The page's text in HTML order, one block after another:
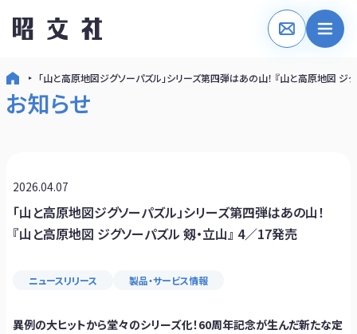
お知らせ
「山と高原地図ジグソーパズル」シリーズ第四弾はあの山！ 『山と高原地図 ジ
2026.04.07
「山と高原地図ジグソーパズル」シリーズ第四弾はあの山！
『山と高原地図 ジグソーパズル 剱・立山』 4／17発売
ニュースリリース 製品・サービス情報
異例の大ヒットから堂々のシリーズ化！60周年記念が生んだ新たな定